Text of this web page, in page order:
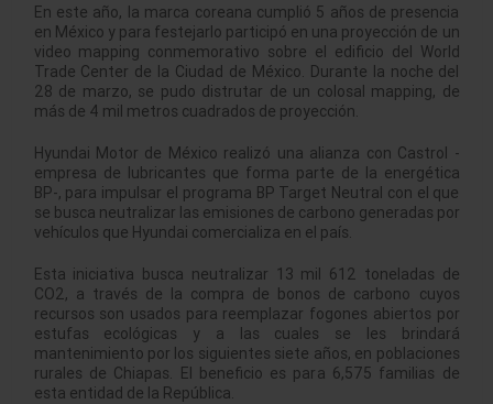
En este año, la marca coreana cumplió 5 años de presencia
en México y para festejarlo participó en una proyección de un
video mapping conmemorativo sobre el edificio del World
Trade Center de la Ciudad de México. Durante la noche del
28 de marzo, se pudo distrutar de un colosal mapping, de
más de 4 mil metros cuadrados de proyección.
Hyundai Motor de México realizó una alianza con Castrol -
empresa de lubricantes que forma parte de la energética
BP-, para impulsar el programa BP Target Neutral con el que
se busca neutralizar las emisiones de carbono generadas por
vehículos que Hyundai comercializa en el país.
Esta iniciativa busca neutralizar 13 mil 612 toneladas de
CO2, a través de la compra de bonos de carbono cuyos
recursos son usados para reemplazar fogones abiertos por
estufas ecológicas y a las cuales se les brindará
mantenimiento por los siguientes siete años, en poblaciones
rurales de Chiapas. El beneficio es para 6,575 familias de
esta entidad de la República.